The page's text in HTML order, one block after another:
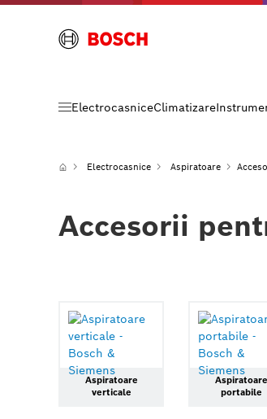
ElectrocasniceClimatizare
Electrocasnice Aspiratoare
Accesorii
Aspiratoare
verticale
Aspiratoare
portabile